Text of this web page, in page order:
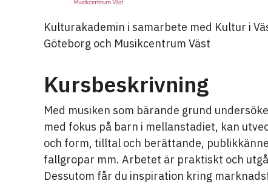
Kulturakademin i samarbete med Kultur i
Göteborg och Musikcentrum Väst
Kursbeskrivning
Med musiken som bärande grund
med fokus på barn i mellanstadiet, kan
och form, tilltal och berättande,
fallgropar mm. Arbetet är praktiskt och
Dessutom får du inspiration kring